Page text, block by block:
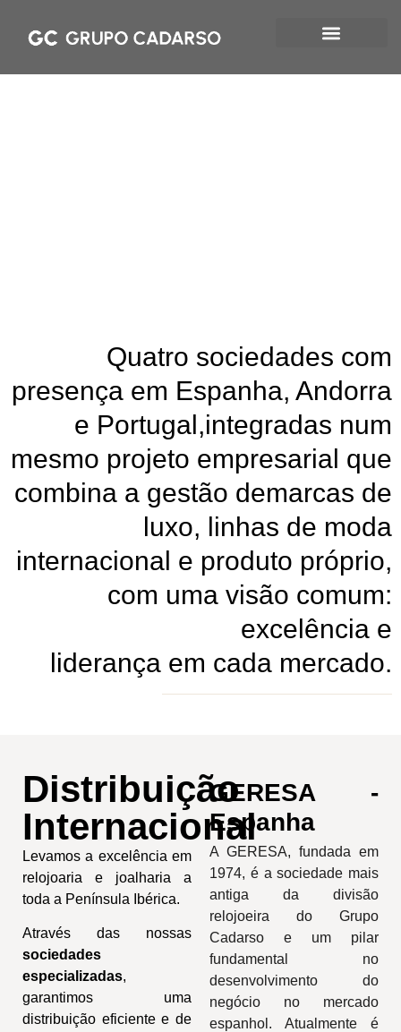
Quatro sociedades com
presença em Espanha, Andorra
e Portugal,integradas num
mesmo projeto empresarial que
combina a gestão demarcas de
luxo, linhas de moda
internacional e produto próprio,
com uma visão comum:
excelência e
liderança em cada mercado.
Distribuição
Internacional
Levamos a excelência em
relojoaria e joalharia a
toda a Península Ibérica.
Através das nossas
sociedades
especializadas,
garantimos uma
distribuição eficiente e de
GERESA -
Espanha
A GERESA, fundada em
1974, é a sociedade mais
antiga da divisão
relojoeira do Grupo
Cadarso e um pilar
fundamental no
desenvolvimento do
negócio no mercado
espanhol. Atualmente é